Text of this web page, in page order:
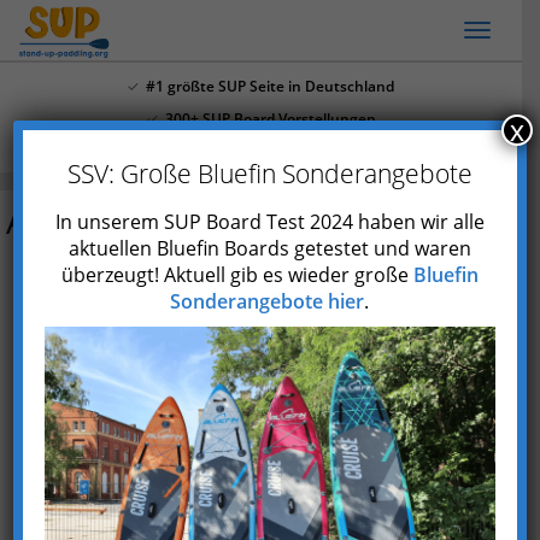
Skip
content
#1 größte SUP Seite in Deutschland
300+ SUP Board Vorstellungen
Aztron Sirius
Preis prüfen*
Typ
Aufblasbar (iSUP)
Marke
Aztron
Skill
AnfängerundFortgeschrittene
Einsatzgebiet
Whitewasser
max.
Paddlergewicht
ca. 100 kg
SSV: Große Bluefin Sonderangebote
In unserem SUP Board Test 2024 haben wir alle
aktuellen Bluefin Boards getestet und waren
überzeugt! Aktuell gib es wieder große Bluefin
Sonderangebote hier.
x